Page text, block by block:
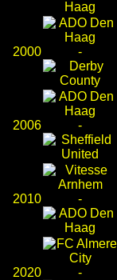
2000 -
2006 -
2010 -
2020 -